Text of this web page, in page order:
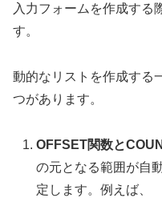
入力フォームを作成する
す。
動的なリストを作成する
つがあります。
OFFSET関数と
の元となる範囲が自
定します。例えば、